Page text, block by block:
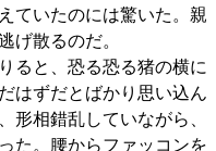
ていたのには驚いた。親
げ散るのだ。
ると、恐る恐る猪の横に
はずだとばかり思い込ん
形相錯乱していながら、
た。腰からファッコンを